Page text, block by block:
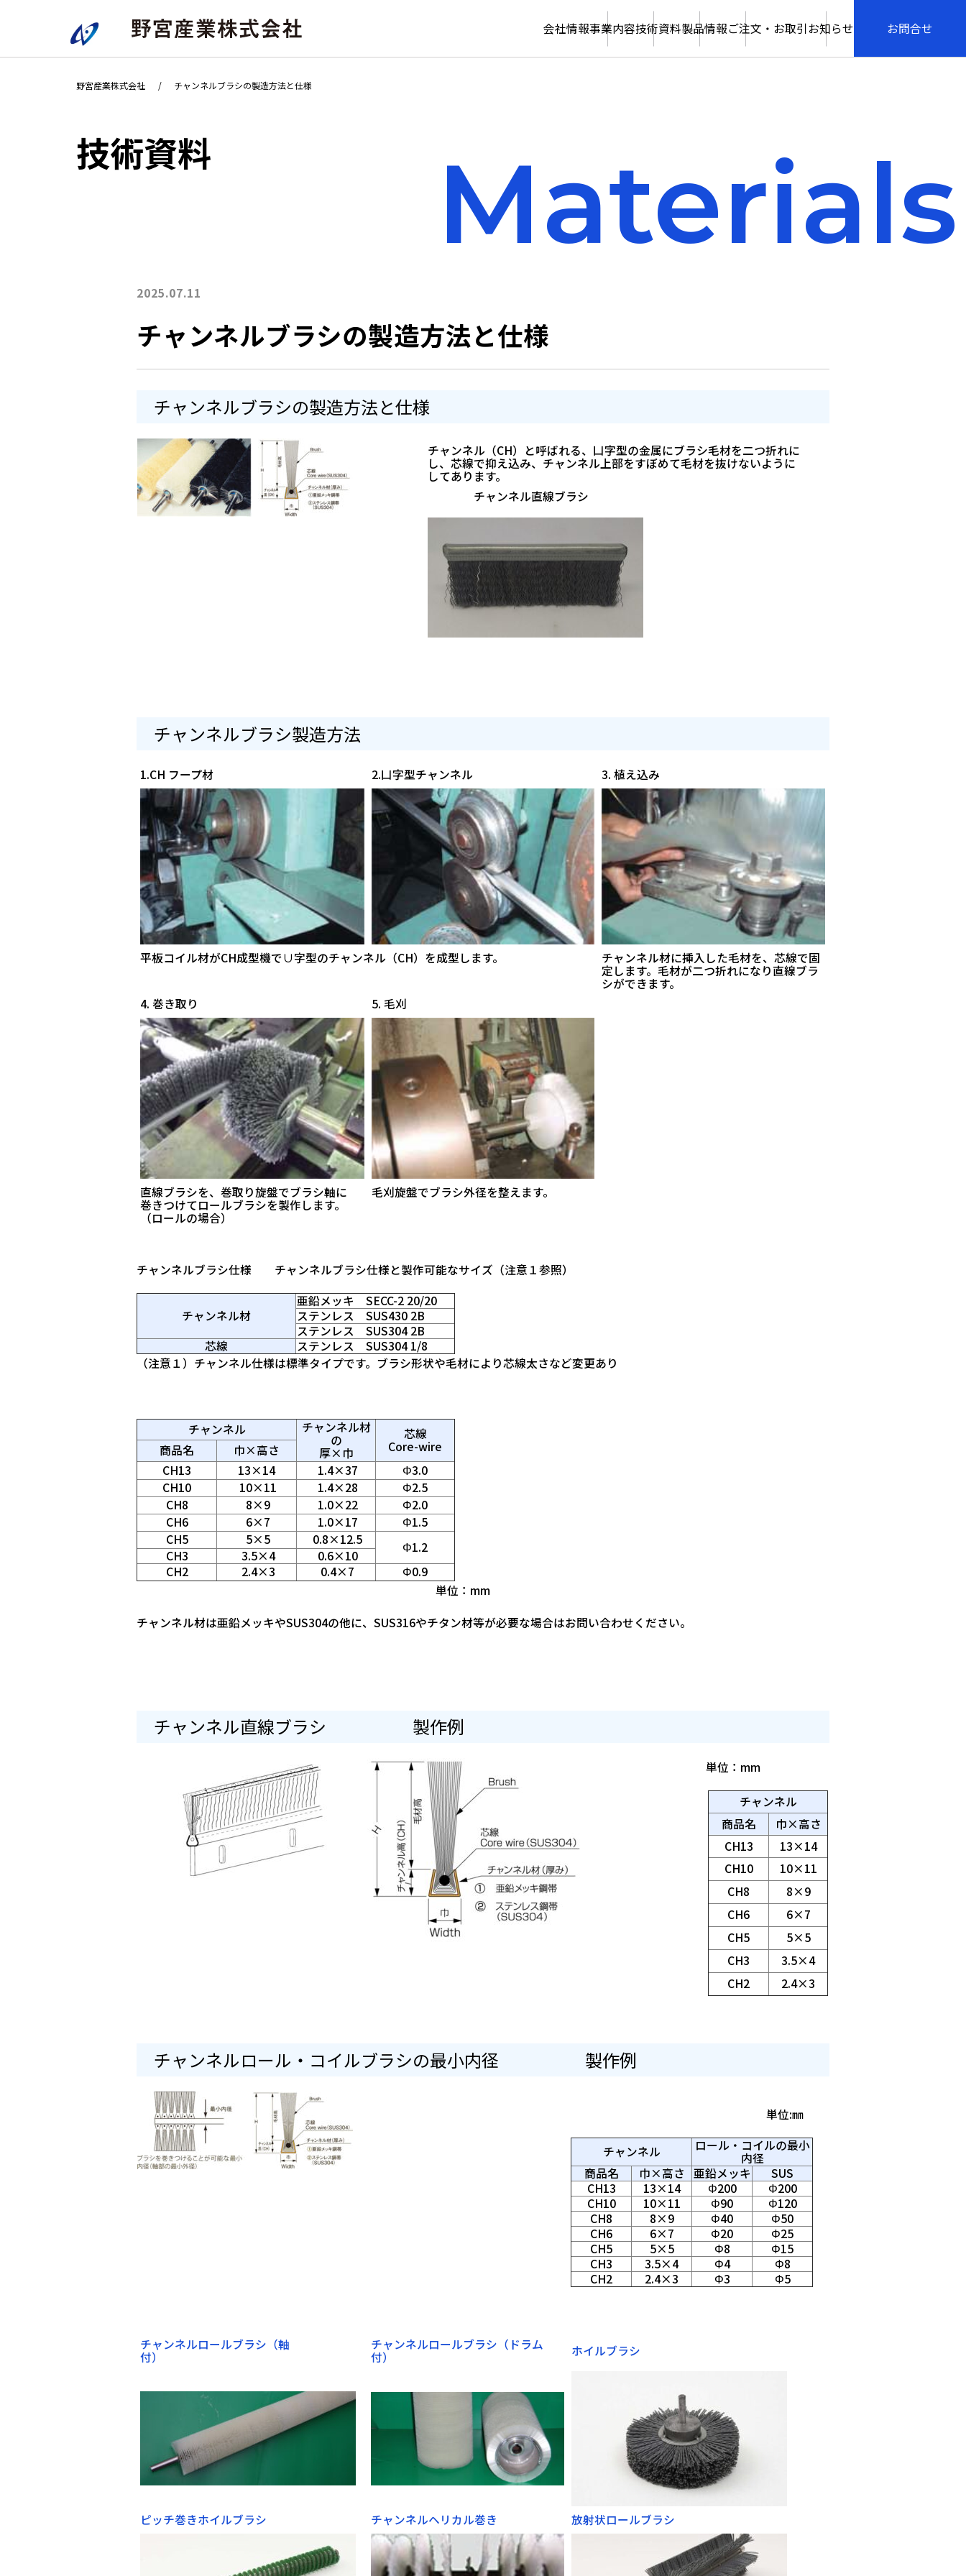
会社情報事業内容技術資料製品情報ご注文・お取引お知らせ お問合せ
野宮産業株式会社 チャンネルブラシの製造方法と仕様
技術資料 Materials
2025.07.11
チャンネルブラシの製造方法と仕様
チャンネルブラシの製造方法と仕様
チャンネル（CH）と呼ばれる、凵字型の金属にブラシ毛材を二つ折れに
し、芯線で抑え込み、チャンネル上部をすぼめて毛材を抜けないように
してあります。
チャンネル直線ブラシ
チャンネルブラシ製造方法
1.CH フープ材 2.凵字型チャンネル 3. 植え込み
平板コイル材がCH成型機で∪字型のチャンネル（CH）を成型します。 チャンネル材に挿入した毛材を、芯線で固
定します。毛材が二つ折れになり直線ブラ
シができます。
4. 巻き取り
5. 毛刈
直線ブラシを、巻取り旋盤でブラシ軸に
巻きつけてロールブラシを製作します。
（ロールの場合）
毛刈旋盤でブラシ外径を整えます。
チャンネルブラシ仕様 チャンネルブラシ仕様と製作可能なサイズ（注意１参照）
チャンネル材
亜鉛メッキ SECC-2 20/20
ステンレス SUS430 2B
ステンレス SUS304 2B
芯線
ステンレス SUS304 1/8
（注意１）チャンネル仕様は標準タイプです。ブラシ形状や毛材により芯線太さなど変更あり
チャンネル チャンネル材
の
厚×巾
芯線
Core-wire
商品名
巾×高さ
CH13
13×14 1.4×37
Φ3.0
CH10
10×11 1.4×28
Φ2.5
CH8
8×9 1.0×22
Φ2.0
CH6
6×7 1.0×17
Φ1.5
CH5
5×5 0.8×12.5 Φ1.2
CH3 3.5×4
0.6×10
CH2
2.4×3 0.4×7
Φ0.9
単位：mm
チャンネル材は亜鉛メッキやSUS304の他に、SUS316やチタン材等が必要な場合はお問い合わせください。
チャンネル直線ブラシ 製作例
単位：mm
チャンネル
商品名
巾×高さ
CH13
13×14
CH10
10×11
CH8
8×9
CH6
6×7
CH5
5×5
CH3
3.5×4
CH2
2.4×3
チャンネルロール・コイルブラシの最小内径 製作例
単位:㎜
チャンネル ロール・コイルの最小
内径
商品名
巾×高さ 亜鉛メッキ
SUS
CH13
13×14 Φ200
Φ200
CH10
10×11 Φ90
Φ120
CH8
8×9 Φ40
Φ50
CH6
6×7 Φ20
Φ25
CH5
5×5 Φ8
Φ15
CH3
3.5×4 Φ4
Φ8
CH2
2.4×3 Φ3 Φ5
チャンネルロールブラシ（軸
付）
チャンネルロールブラシ（ドラム
付） ホイルブラシ
ピッチ巻きホイルブラシ チャンネルヘリカル巻き 放射状ロールブラシ